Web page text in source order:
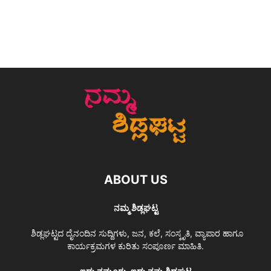
ABOUT US
ನಮ್ಮ ಶಿಡ್ಲಘಟ್ಟ
ಶಿಡ್ಲಘಟ್ಟದ ದೈನಂದಿನ ಸುದ್ದಿಗಳು, ಜನ, ಕಲೆ, ಸಂಸ್ಕೃತಿ, ವ್ಯಾಪಾರ ಹಾಗೂ
ಕಾರ್ಯಕ್ರಮಗಳ ಕುರಿತು ಸಂಪೂರ್ಣ ಮಾಹಿತಿ.